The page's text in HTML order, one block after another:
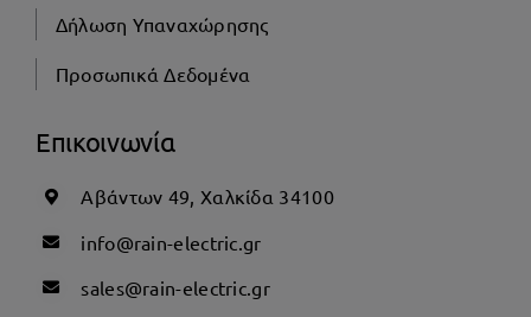
Δήλωση Υπαναχώρησης
Προσωπικά Δεδομένα
Επικοινωνία
Αβάντων 49, Χαλκίδα 34100
info@rain-electric.gr
sales@rain-electric.gr